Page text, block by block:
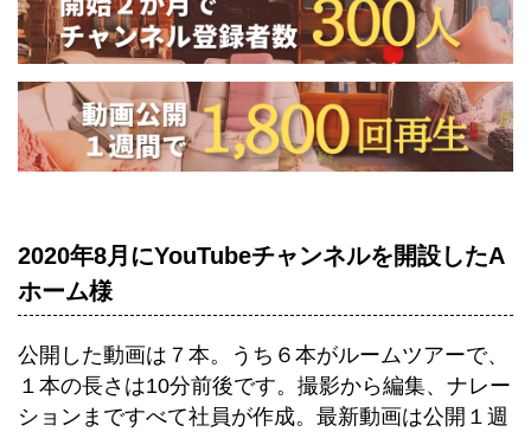
2020年8月にYouTubeチャンネルを開設したA
ホーム様
公開した動画は７本。うち６本がルームツアーで、
１本の長さは10分前後です。撮影から編集、ナレー
ションまですべて社員が作成。最新動画は公開１週